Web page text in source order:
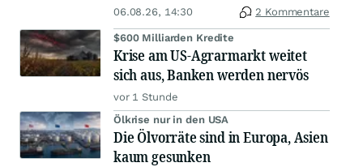
06.08.26, 14:30 2 Kommentare
$600 Milliarden Kredite
Krise am US-Agrarmarkt weitet
sich aus, Banken werden nervös
vor 1 Stunde
Ölkrise nur in den USA
Die Ölvorräte sind in Europa, Asien
kaum gesunken